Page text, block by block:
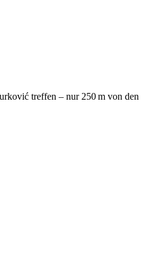
treffen – nur 250 m von den